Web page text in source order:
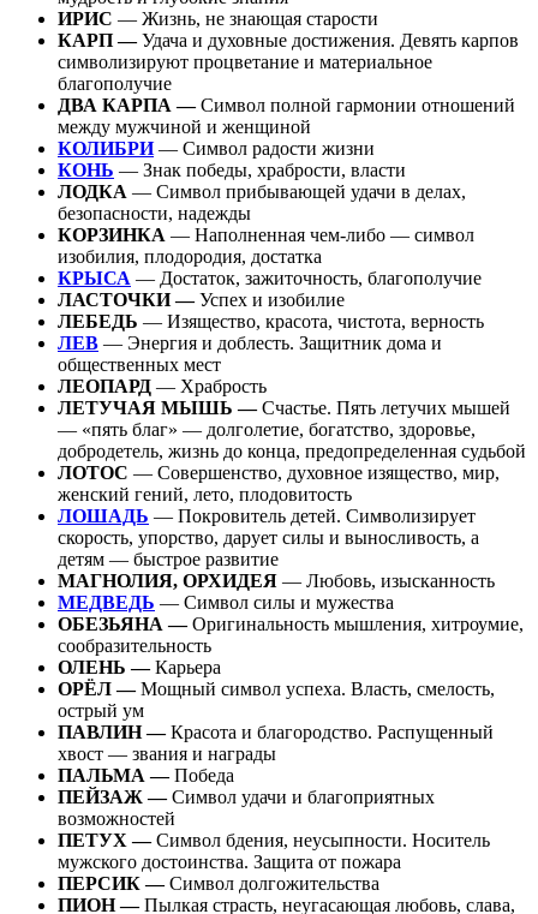
ИРИС — Жизнь, не знающая старости
КАРП —Удача и духовные достижения. Девять карпов
символизируют процветание и материальное
благополучие
ДВА КАРПА —Символ полной гармонии отношений
между мужчиной и женщиной
КОЛИБРИ— Символ радости жизни
КОНЬ — Знак победы, храбрости, власти
ЛОДКА — Символ прибывающей удачи в делах,
безопасности, надежды
КОРЗИНКА — Наполненная чем-либо — символ
изобилия, плодородия, достатка
КРЫСА — Достаток, зажиточность, благополучие
ЛАСТОЧКИ —Успех и изобилие
ЛЕБЕДЬ — Изящество, красота, чистота, верность
ЛЕВ — Энергия и доблесть. Защитник дома и
общественных мест
ЛЕОПАРД — Храбрость
ЛЕТУЧАЯ МЫШЬ —Счастье. Пять летучих мышей
— «пять благ» — долголетие, богатство, здоровье,
добродетель, жизнь до конца, предопределенная судьбой
ЛОТОС — Совершенство, духовное изящество, мир,
женский гений, лето, плодовитость
ЛОШАДЬ — Покровитель детей. Символизирует
скорость, упорство, дарует силы и выносливость, а
детям — быстрое развитие
МАГНОЛИЯ, ОРХИДЕЯ — Любовь, изысканность
МЕДВЕДЬ — Символ силы и мужества
ОБЕЗЬЯНА —Оригинальность мышления, хитроумие,
сообразительность
ОЛЕНЬ —Карьера
ОРЁЛ —Мощный символ успеха. Власть, смелость,
острый ум
ПАВЛИН —Красота и благородство. Распущенный
хвост — звания и награды
ПАЛЬМА —Победа
ПЕЙЗАЖ —Символ удачи и благоприятных
возможностей
ПЕТУХ —Символ бдения, неусыпности. Носитель
мужского достоинства. Защита от пожара
ПЕРСИК —Символ долгожительства
ПИОН —Пылкая страсть, неугасающая любовь, слава,